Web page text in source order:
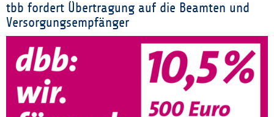
tbb fordert Übertragung auf die Beamten und
Versorgungsempfänger